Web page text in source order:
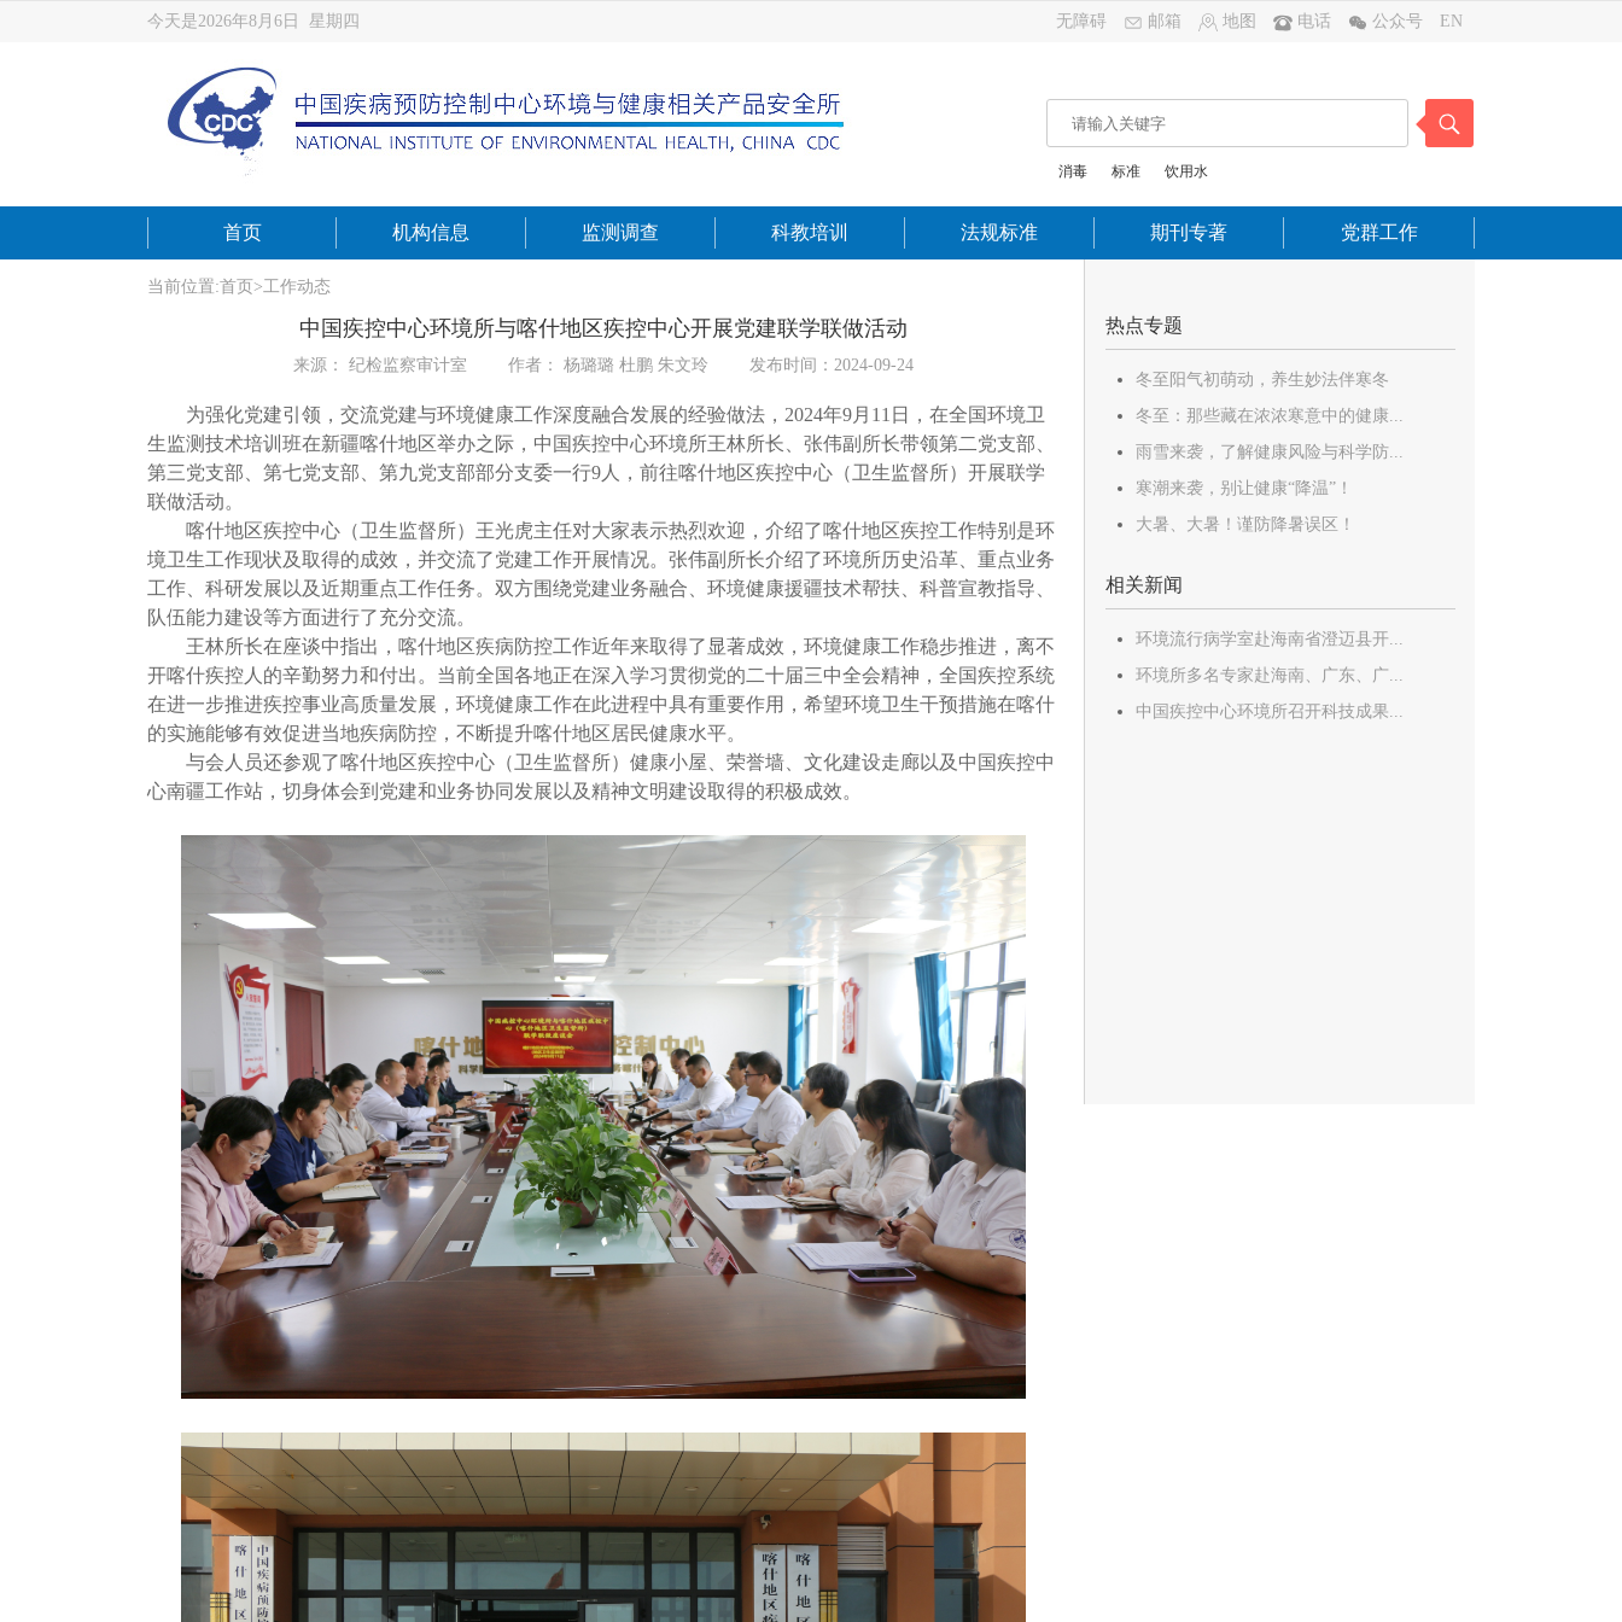
今天是2026年8月6日 星期四 无障碍 邮箱 地图 电话 公众号 EN
消毒 标准 饮用水
首页 机构信息 监测调查 科教培训 法规标准 期刊专著 党群工作
当前位置:首页 >工作动态
中国疾控中心环境所与喀什地区疾控中心开展党建联学联做活动
来源： 纪检监察审计室 作者： 杨璐璐 杜鹏 朱文玲 发布时间：2024-09-24
为强化党建引领，交流党建与环境健康工作深度融合发展的经验做法，2024年9月11日，在全国环境卫
生监测技术培训班在新疆喀什地区举办之际，中国疾控中心环境所王林所长、张伟副所长带领第二党支部、
第三党支部、第七党支部、第九党支部部分支委一行9人，前往喀什地区疾控中心（卫生监督所）开展联学
联做活动。
喀什地区疾控中心（卫生监督所）王光虎主任对大家表示热烈欢迎，介绍了喀什地区疾控工作特别是环
境卫生工作现状及取得的成效，并交流了党建工作开展情况。张伟副所长介绍了环境所历史沿革、重点业务
工作、科研发展以及近期重点工作任务。双方围绕党建业务融合、环境健康援疆技术帮扶、科普宣教指导、
队伍能力建设等方面进行了充分交流。
王林所长在座谈中指出，喀什地区疾病防控工作近年来取得了显著成效，环境健康工作稳步推进，离不
开喀什疾控人的辛勤努力和付出。当前全国各地正在深入学习贯彻党的二十届三中全会精神，全国疾控系统
在进一步推进疾控事业高质量发展，环境健康工作在此进程中具有重要作用，希望环境卫生干预措施在喀什
的实施能够有效促进当地疾病防控，不断提升喀什地区居民健康水平。
与会人员还参观了喀什地区疾控中心（卫生监督所）健康小屋、荣誉墙、文化建设走廊以及中国疾控中
心南疆工作站，切身体会到党建和业务协同发展以及精神文明建设取得的积极成效。
热点专题
冬至阳气初萌动，养生妙法伴寒冬
冬至：那些藏在浓浓寒意中的健康...
雨雪来袭，了解健康风险与科学防...
寒潮来袭，别让健康“降温”！
大暑、大暑！谨防降暑误区！
相关新闻
环境流行病学室赴海南省澄迈县开...
环境所多名专家赴海南、广东、广...
中国疾控中心环境所召开科技成果...